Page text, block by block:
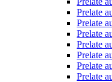
Prelate
Prelate
Prelate
Prelate
Prelate
Prelate
Prelate